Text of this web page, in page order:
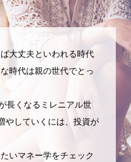
大丈夫といわれる時代
時代は親の世代でとっ
長くなるミレニアル世
やしていくには、投資が
いマネー学をチェック